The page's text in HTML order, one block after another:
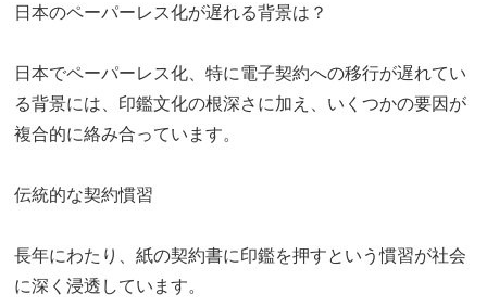
日本のペーパーレス化が遅れる背景は？
日本でペーパーレス化、特に電子契約への移行が遅れてい
る背景には、印鑑文化の根深さに加え、いくつかの要因が
複合的に絡み合っています。
伝統的な契約慣習
長年にわたり、紙の契約書に印鑑を押すという慣習が社会
に深く浸透しています。